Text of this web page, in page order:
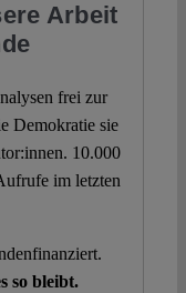
Arbeit
frei zur
Demokratie sie
10.000
im letzten
so bleibt.